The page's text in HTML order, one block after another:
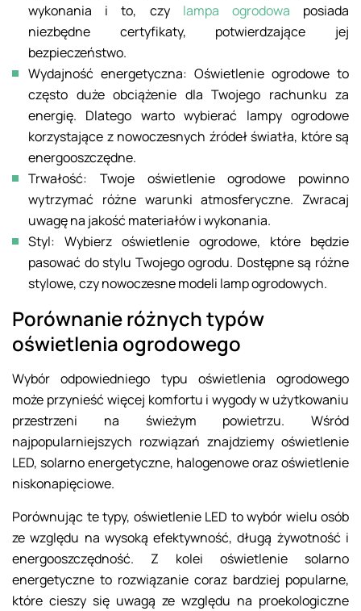
wykonania i to, czy lampa ogrodowa posiada
niezbędne certyfikaty, potwierdzające jej
bezpieczeństwo.
Wydajność energetyczna: Oświetlenie ogrodowe to
często duże obciążenie dla Twojego rachunku za
energię. Dlatego warto wybierać lampy ogrodowe
korzystające z nowoczesnych źródeł światła, które są
energooszczędne.
Trwałość: Twoje oświetlenie ogrodowe powinno
wytrzymać różne warunki atmosferyczne. Zwracaj
uwagę na jakość materiałów i wykonania.
Styl: Wybierz oświetlenie ogrodowe, które będzie
pasować do stylu Twojego ogrodu. Dostępne są różne
stylowe, czy nowoczesne modeli lamp ogrodowych.
Porównanie różnych typów
oświetlenia ogrodowego
Wybór odpowiedniego typu oświetlenia ogrodowego
może przynieść więcej komfortu i wygody w użytkowaniu
przestrzeni na świeżym powietrzu. Wśród
najpopularniejszych rozwiązań znajdziemy oświetlenie
LED, solarno energetyczne, halogenowe oraz oświetlenie
niskonapięciowe.
Porównując te typy, oświetlenie LED to wybór wielu osób
ze względu na wysoką efektywność, długą żywotność i
energooszczędność. Z kolei oświetlenie solarno
energetyczne to rozwiązanie coraz bardziej popularne,
które cieszy się uwagą ze względu na proekologiczne